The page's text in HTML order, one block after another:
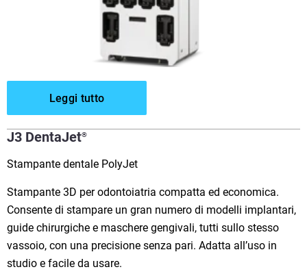
Leggi tutto
J3 DentaJet®
Stampante dentale PolyJet
Stampante 3D per odontoiatria compatta ed economica.
Consente di stampare un gran numero di modelli implantari,
guide chirurgiche e maschere gengivali, tutti sullo stesso
vassoio, con una precisione senza pari. Adatta all’uso in
studio e facile da usare.